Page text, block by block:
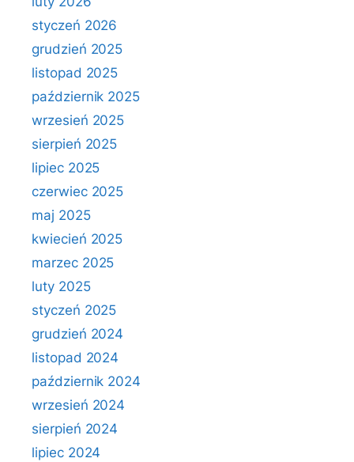
styczeń 2026
grudzień 2025
listopad 2025
październik 2025
wrzesień 2025
sierpień 2025
lipiec 2025
czerwiec 2025
maj 2025
kwiecień 2025
marzec 2025
luty 2025
styczeń 2025
grudzień 2024
listopad 2024
październik 2024
wrzesień 2024
sierpień 2024
lipiec 2024